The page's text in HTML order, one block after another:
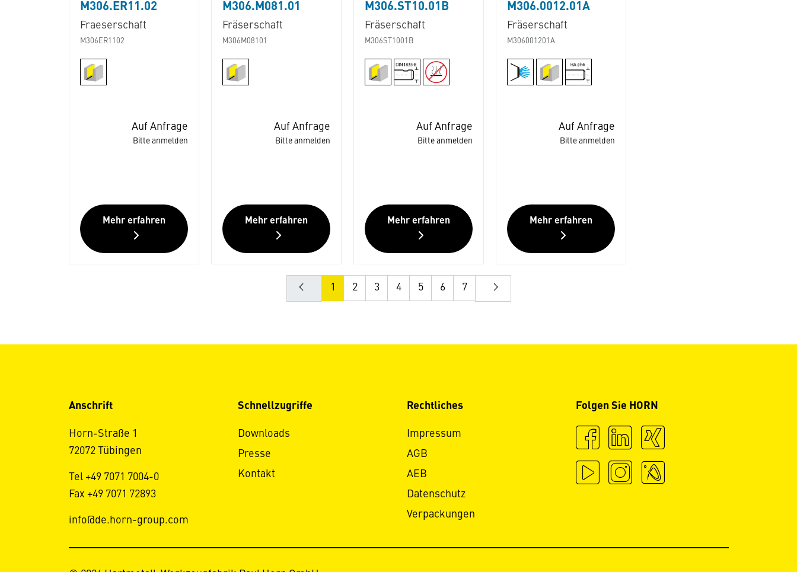
M306.ER11.02
Fraeserschaft
M306ER1102
Auf Anfrage
Bitte anmelden
Mehr erfahren
M306.M081.01
Fräserschaft
M306M08101
Auf Anfrage
Bitte anmelden
Mehr erfahren
M306.ST10.01B
Fräserschaft
M306ST1001B
Auf Anfrage
Bitte anmelden
Mehr erfahren
M306.0012.01A
Fräserschaft
M306001201A
Auf Anfrage
Bitte anmelden
Mehr erfahren
1 2 3 4 5 6 7
Anschrift
Horn-Straße 1
72072 Tübingen
Tel +49 7071 7004-0
Fax +49 7071 72893
info@de.horn-group.com
Schnellzugriffe
Downloads
Presse
Kontakt
Rechtliches
Impressum
AGB
AEB
Datenschutz
Verpackungen
Folgen Sie HORN